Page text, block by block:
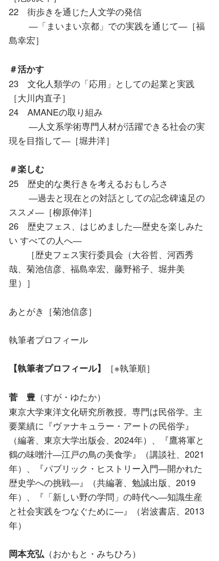
22 街歩きを通じた人文学の発信
―「まいまい京都」での実践を通じて―［福
島幸宏］
＃活かす
23 文化人類学の「応用」としての起業と実践
［大川内直子］
24 AMANEの取り組み
―人文系学術専門人材が活躍できる社会の実
現を目指して―［堀井洋］
＃楽しむ
25 歴史的な奥行きを考えるおもしろさ
―過去と現在との対話としての記念碑遠足の
ススメ―［柳原伸洋］
26 歴史フェス、はじめました―歴史を楽しみた
い すべての人へ―
［歴史フェス実行委員会（大谷哲、河西秀
哉、菊池信彦、福島幸宏、藤野裕子、堀井美
里）］
あとがき［菊池信彦］
執筆者プロフィール
【執筆者プロフィール】 ［※執筆順］
菅 豊 （すが・ゆたか）
東京大学東洋文化研究所教授。専門は民俗学。主
要業績に『ヴァナキュラー・アートの民俗学』
（編著、東京大学出版会、2024年）、『鷹将軍と
鶴の味噌汁―江戸の鳥の美食学』（講談社、2021
年）、『パブリック・ヒストリー入門―開かれた
歴史学への挑戦―』（共編著、勉誠出版、2019
年）、『「新しい野の学問」の時代へ―知識生産
と社会実践をつなぐために―』（岩波書店、2013
年）
岡本充弘 （おかもと・みちひろ）